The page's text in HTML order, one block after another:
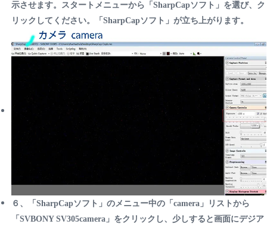
示させます。スタートメニューから「SharpCapソフト」を選び、ク
リックしてください。「SharpCapソフト」が立ち上がります。
６、「SharpCapソフト」のメニュー中の「camera」リストから
「SVBONY SV305camera」をクリックし、少しすると画面にデジア